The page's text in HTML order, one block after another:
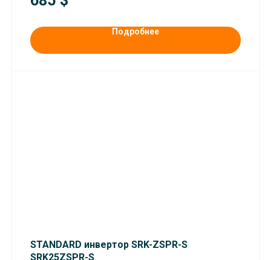
Подробнее
STANDARD инвертор SRK-ZSPR-S
SRK25ZSPR-S